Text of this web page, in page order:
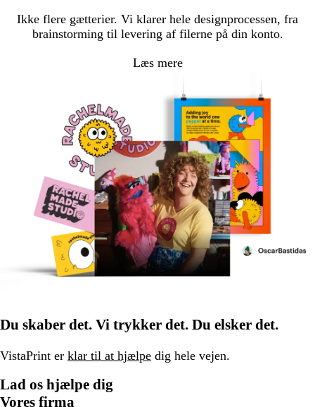
Ikke flere gætterier. Vi klarer hele designprocessen, fra
brainstorming til levering af filerne på din konto.
Læs mere
Du skaber det. Vi trykker det. Du elsker det.
VistaPrint er klar til at hjælpe dig hele vejen.
Lad os hjælpe dig
Vores firma